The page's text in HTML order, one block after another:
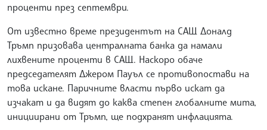
проценти през септември.
От известно време президентът на САЩ Доналд
Тръмп призовава централната банка да намали
лихвените проценти в САЩ. Наскоро обаче
председателят Джером Пауъл се противопостави на
това искане. Паричните власти първо искат да
изчакат и да видят до каква степен глобалните мита,
инициирани от Тръмп, ще подхранят инфлацията.